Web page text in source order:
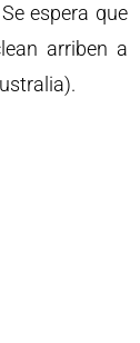
espera que
arriben a